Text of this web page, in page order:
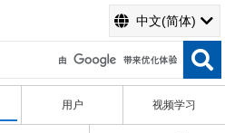
中文(简体)
用户 视频学习